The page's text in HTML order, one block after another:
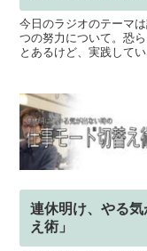
今日のラジオのテーマ
つの努力について。恐
とあるけど、実践して
連休明け、やる
え術」